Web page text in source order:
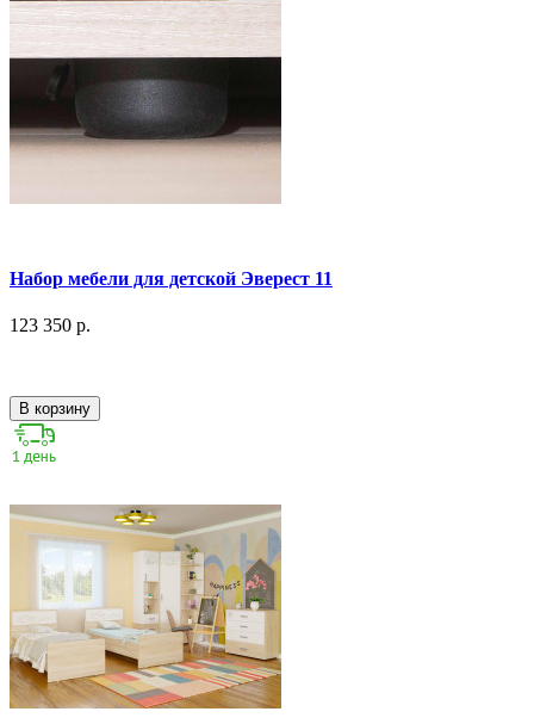
Набор мебели для детской Эверест 11
123 350 р.
В корзину